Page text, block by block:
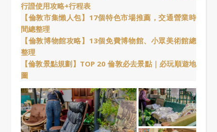
行證使用攻略+行程表
【倫敦市集懶人包】17個特色市場推薦，交通營業時
間總整理
【倫敦博物館攻略】13個免費博物館、小眾美術館總
整理
【倫敦景點規劃】TOP 20 倫敦必去景點｜必玩順遊地
圖